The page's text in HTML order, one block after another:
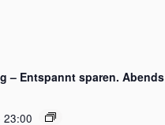
– Entspannt sparen. Abends
23:00